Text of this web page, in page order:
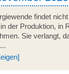
findet
der Produktion, in
Sie verlangt,